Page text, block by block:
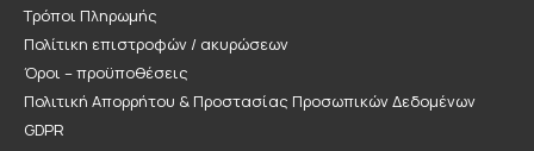
Τρόποι Πληρωμής
Πολίτικη επιστροφών / ακυρώσεων
Όροι – προϋποθέσεις
Πολιτική Απορρήτου & Προστασίας Προσωπικών Δεδομένων
GDPR